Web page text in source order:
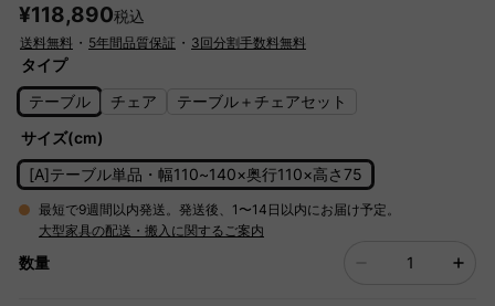
¥118,890税込
送料無料 ・ 5年間品質保証 ・ 3回分割手数料無料
タイプ
テーブル
チェア
テーブル＋チェアセット
サイズ(cm)
[A]テーブル単品・幅110~140×奥行110×高さ75
最短で9週間以内発送。発送後、1〜14日以内にお届け予定。
大型家具の配送・搬入に関するご案内
数量